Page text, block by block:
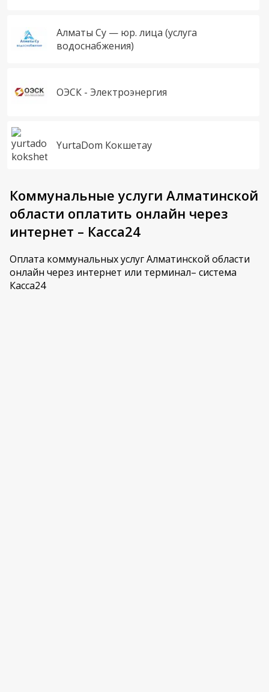
Алматы Су — юр. лица (услуга
водоснабжения)
ОЭСК - Электроэнергия
YurtaDom Кокшетау
Коммунальные услуги Алматинской
области оплатить онлайн через
интернет – Касса24
Оплата коммунальных услуг Алматинской области
онлайн через интернет или терминал– система
Касса24